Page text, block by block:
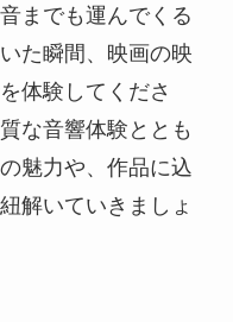
までも運んでくる
た瞬間、映画の映
体験してくださ
な音響体験ととも
魅力や、作品に込
解いていきましょ